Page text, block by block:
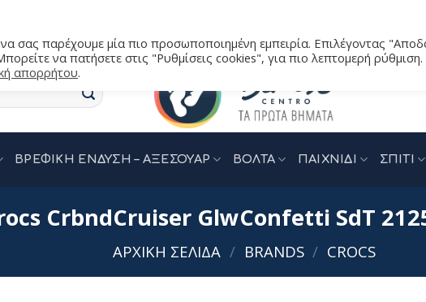
ΒΡΕΦΙΚΗ ΕΝΔΥΣΗ – ΑΞΕΣΟΥΑΡ ΒΟΛΤΑ ΠΑΙΧΝΙΔΙ ΣΠΙΤΙ
CrbndCruiser GlwConfetti SdT
ΑΡΧΙΚΉ ΣΕΛΊΔΑ / BRANDS / CROCS
σας παρέχουμε μία πιο προσωποποιημένη εμπειρία. Επιλέγοντας
να πατήσετε στις "Ρυθμίσεις cookies", για πιο λεπτομερή ρύθμιση.
απορρήτου.